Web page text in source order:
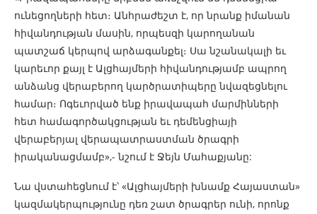
ունեցողների հետ։ Անհրաժեշտ է, որ նրանք իմանան
հիվանդության մասին, որպեսզի կարողանան
պատշաճ կերպով արձագանքել։ Սա նշանակալի եւ
կարեւոր քայլ է Ալցհայմերի հիվանդությամբ ապրող
անձանց վերաբերող կարծրատիպերը նվազեցնելու
համար։ Ոգեւորված ենք իրավապահ մարմինների
հետ համագործակցության եւ դեմենցիայի
վերաբերյալ վերապատրաստման ծրագրի
իրականացմամբ»,- նշում է Ջեյն Մահաքյանը:
Նա վստահեցնում է՝ «Ալցհայմերի խնամք Հայաստան»
կազմակերպությունը դեռ շատ ծրագրեր ունի, որոնք